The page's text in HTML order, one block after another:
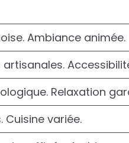
Ambiance animée.
Relaxation
Cuisine variée.